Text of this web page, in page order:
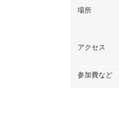
場所
アクセス
参加費など